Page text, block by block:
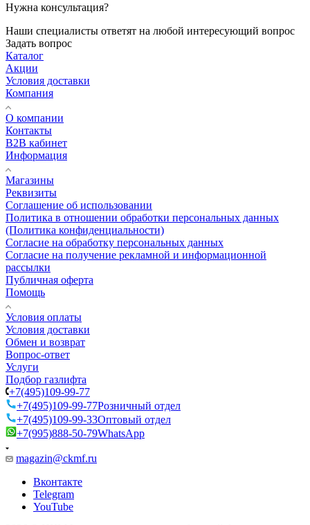
Нужна консультация?
Наши специалисты ответят на любой интересующий вопрос
Задать вопрос
Каталог
Акции
Условия доставки
Компания
О компании
Контакты
B2B кабинет
Информация
Магазины
Реквизиты
Соглашение об использовании
Политика в отношении обработки персональных данных
(Политика конфиденциальности)
Согласие на обработку персональных данных
Согласие на получение рекламной и информационной
рассылки
Публичная оферта
Помощь
Условия оплаты
Условия доставки
Обмен и возврат
Вопрос-ответ
Услуги
Подбор газлифта
+7(495)109-99-77
+7(495)109-99-77Розничный отдел
+7(495)109-99-33Оптовый отдел
+7(995)888-50-79WhatsApp
magazin@ckmf.ru
Вконтакте
Telegram
YouTube